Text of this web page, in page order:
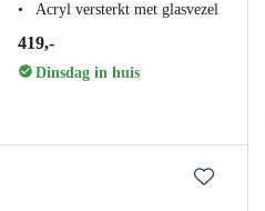
Acryl versterkt met glasvezel
419,-
Dinsdag in huis